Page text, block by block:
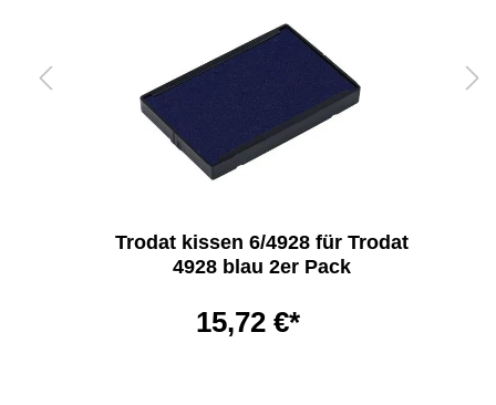
Trodat kissen 6/4928 für Trodat
4928 blau 2er Pack
15,72 €*